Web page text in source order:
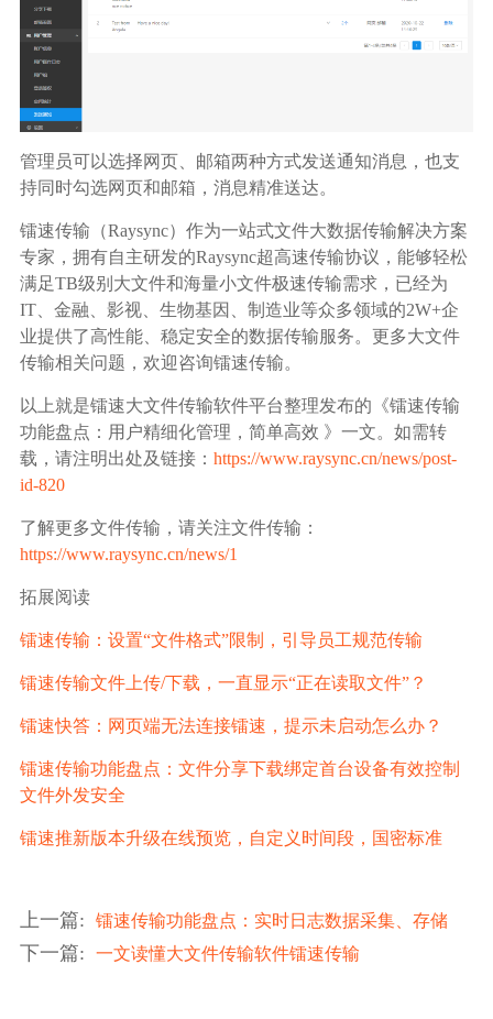
管理员可以选择网页、邮箱两种方式发送通知消息，也支
持同时勾选网页和邮箱，消息精准送达。
镭速传输（Raysync）作为一站式文件大数据传输解决方案
专家，拥有自主研发的Raysync超高速传输协议，能够轻松
满足TB级别大文件和海量小文件极速传输需求，已经为
IT、金融、影视、生物基因、制造业等众多领域的2W+企
业提供了高性能、稳定安全的数据传输服务。更多大文件
传输相关问题，欢迎咨询镭速传输。
以上就是镭速大文件传输软件平台整理发布的《镭速传输
功能盘点：用户精细化管理，简单高效 》一文。如需转
载，请注明出处及链接： https://www.raysync.cn/news/post-
id-820
了解更多文件传输，请关注文件传输：
https://www.raysync.cn/news/1
拓展阅读
镭速传输：设置“文件格式”限制，引导员工规范传输
镭速传输文件上传/下载，一直显示“正在读取文件”？
镭速快答：网页端无法连接镭速，提示未启动怎么办？
镭速传输功能盘点：文件分享下载绑定首台设备有效控制
文件外发安全
镭速推新版本升级在线预览，自定义时间段，国密标准
上一篇: 镭速传输功能盘点：实时日志数据采集、存储
下一篇: 一文读懂大文件传输软件镭速传输